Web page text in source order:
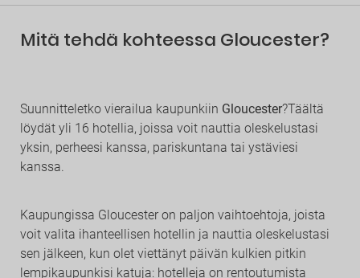
Mitä tehdä kohteessa Gloucester?
Suunnitteletko vierailua kaupunkiin Gloucester?Täältä
löydät yli 16 hotellia, joissa voit nauttia oleskelustasi
yksin, perheesi kanssa, pariskuntana tai ystäviesi
kanssa.
Kaupungissa Gloucester on paljon vaihtoehtoja, joista
voit valita ihanteellisen hotellin ja nauttia oleskelustasi
sen jälkeen, kun olet viettänyt päivän kulkien pitkin
lempikaupunkisi katuja: hotelleja on rentoutumista